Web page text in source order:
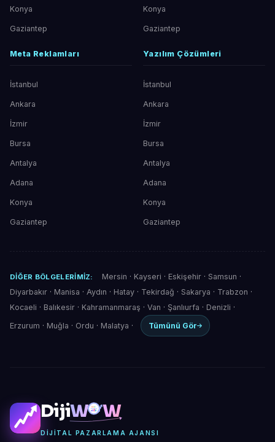
Konya
Gaziantep
Konya
Gaziantep
Meta Reklamları
İstanbul
Ankara
İzmir
Bursa
Antalya
Adana
Konya
Gaziantep
Yazılım Çözümleri
İstanbul
Ankara
İzmir
Bursa
Antalya
Adana
Konya
Gaziantep
DIĞER BÖLGELERIMIZ: Mersin · Kayseri · Eskişehir· Samsun ·
Diyarbakır · Manisa · Aydın · Hatay · Tekirdağ · Sakarya · Trabzon ·
Kocaeli · Balıkesir · Kahramanmaraş · Van · Şanlıurfa · Denizli ·
Erzurum · Muğla · Ordu · Malatya · Tümünü Gör
DijiW W
DIJITAL PAZARLAMA AJANSI